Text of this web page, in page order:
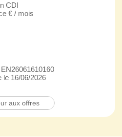
CDI
€ / mois
le 16/06/2026
aux offres